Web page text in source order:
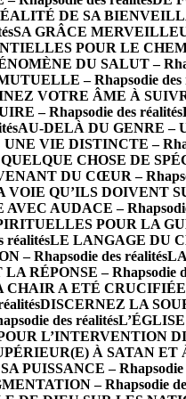
DE SA
SA GRÂCE
POUR LE
DU SALUT –
– Rhapsodie des
VOTRE ÂME À
– Rhapsodie des réalités
AU-DELÀ DU GENRE –
VIE DISTINCTE –
CHOSE DE
DU CŒUR –
QU’ILS DOIVENT
AUDACE –
POUR LA
réalitésLE LANGAGE DU
– Rhapsodie des réalités
RÉPONSE – Rhapsodie
CHAIR A ETÉ CRUCIFIÉE
DISCERNEZ LA
des réalités
L’INTERVENTION
À SATAN ET
PUISSANCE – Rhapsodie
– Rhapsodie